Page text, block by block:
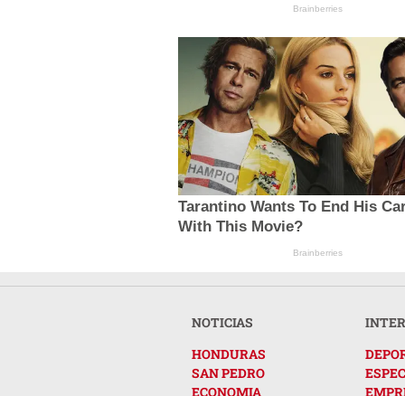
Brainberries
Tarantino Wants To End His
With This Movie?
Brainberries
NOTICIAS
HONDURAS
SAN PEDRO
ECONOMIA